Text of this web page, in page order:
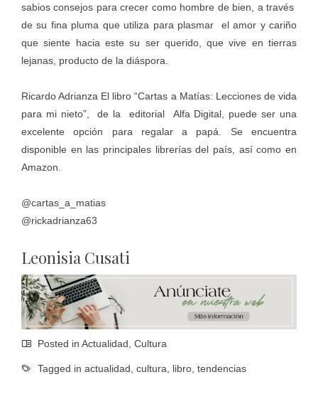
sabios consejos para crecer como hombre de bien, a través
de su fina pluma que utiliza para plasmar el amor y cariño
que siente hacia este su ser querido, que vive en tierras
lejanas, producto de la diáspora.
Ricardo Adrianza El libro “Cartas a Matías: Lecciones de vida
para mi nieto”, de la editorial Alfa Digital, puede ser una
excelente opción para regalar a papá. Se encuentra
disponible en las principales librerías del país, así como en
Amazon.
@cartas_a_matias
@rickadrianza63
Leonisia Cusati
Posted in Actualidad Cultura
Tagged in actualidad cultura libro tendencias